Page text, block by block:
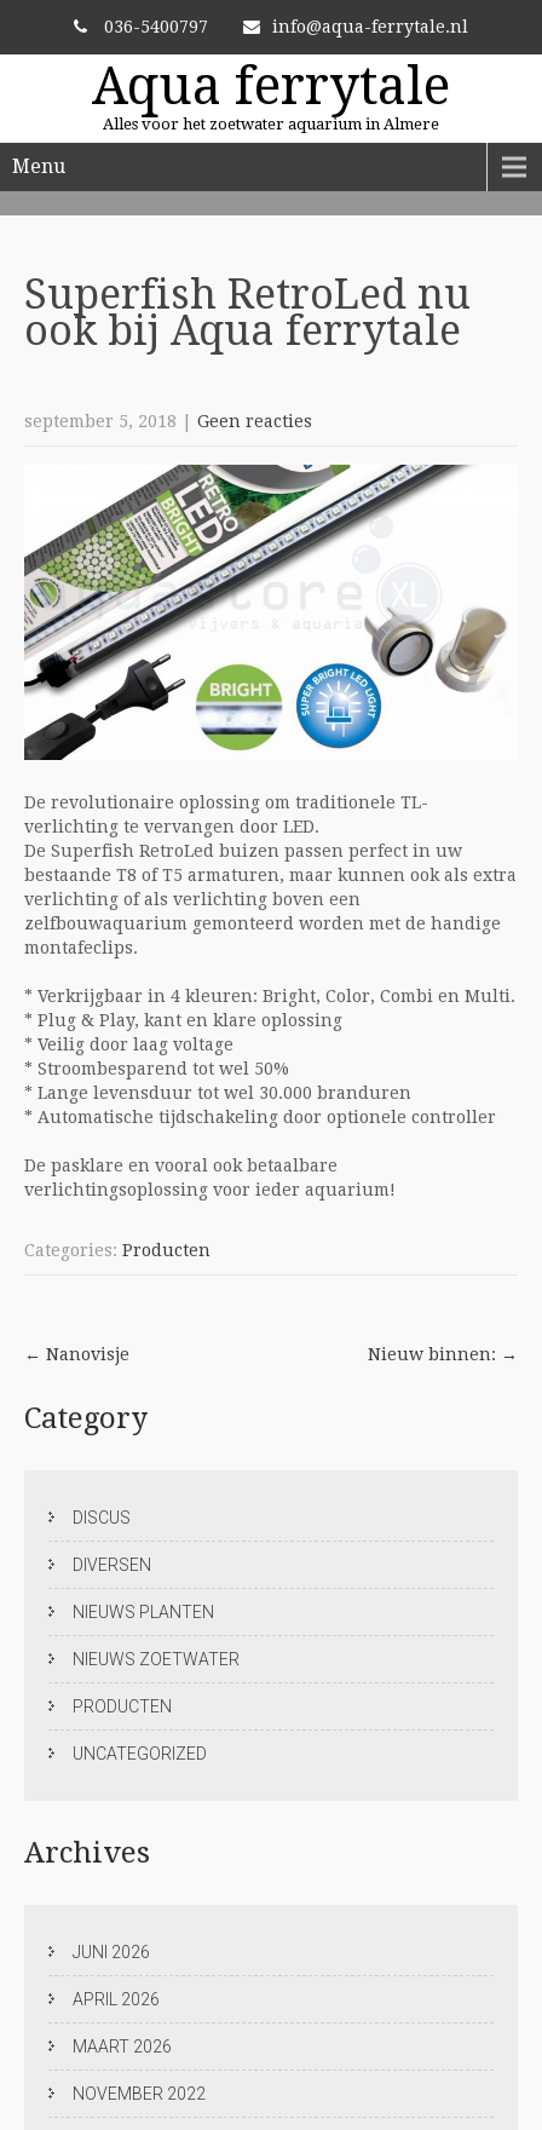
036-5400797 info@aqua-ferrytale.nl
Aqua ferrytale
Alles voor het zoetwater aquarium in Almere
Menu
ALTIJD VERSE PLANTEN
Superfish RetroLed nu
ook bij Aqua ferrytale
september 5, 2018 Geen reacties
De revolutionaire oplossing om traditionele TL-
verlichting te vervangen door LED.
De Superfish RetroLed buizen passen perfect in uw
bestaande T8 of T5 armaturen, maar kunnen ook als extra
verlichting of als verlichting boven een
zelfbouwaquarium gemonteerd worden met de handige
montafeclips.
* Verkrijgbaar in 4 kleuren: Bright, Color, Combi en Multi.
* Plug & Play, kant en klare oplossing
* Veilig door laag voltage
* Stroombesparend tot wel 50%
* Lange levensduur tot wel 30.000 branduren
* Automatische tijdschakeling door optionele controller
De pasklare en vooral ook betaalbare
verlichtingsoplossing voor ieder aquarium!
Categories: Producten
Post
navigation
← Nanovisje Nieuw binnen: →
Category
DISCUS
DIVERSEN
NIEUWS PLANTEN
NIEUWS ZOETWATER
PRODUCTEN
UNCATEGORIZED
Archives
JUNI 2026
APRIL 2026
MAART 2026
NOVEMBER 2022